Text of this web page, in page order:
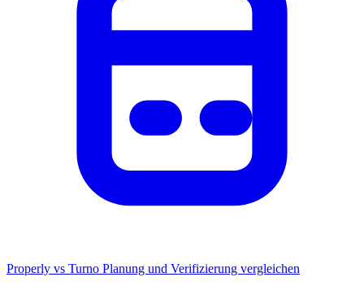
Properly vs Turno Planung und Verifizierung vergleichen